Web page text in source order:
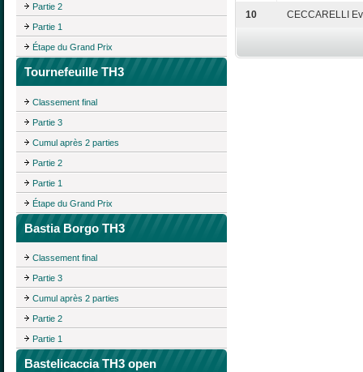
Partie 2
Partie 1
Étape du Grand Prix
Tournefeuille TH3
Classement final
Partie 3
Cumul après 2 parties
Partie 2
Partie 1
Étape du Grand Prix
Bastia Borgo TH3
Classement final
Partie 3
Cumul après 2 parties
Partie 2
Partie 1
Bastelicaccia TH3 open
10 CECCARELLI